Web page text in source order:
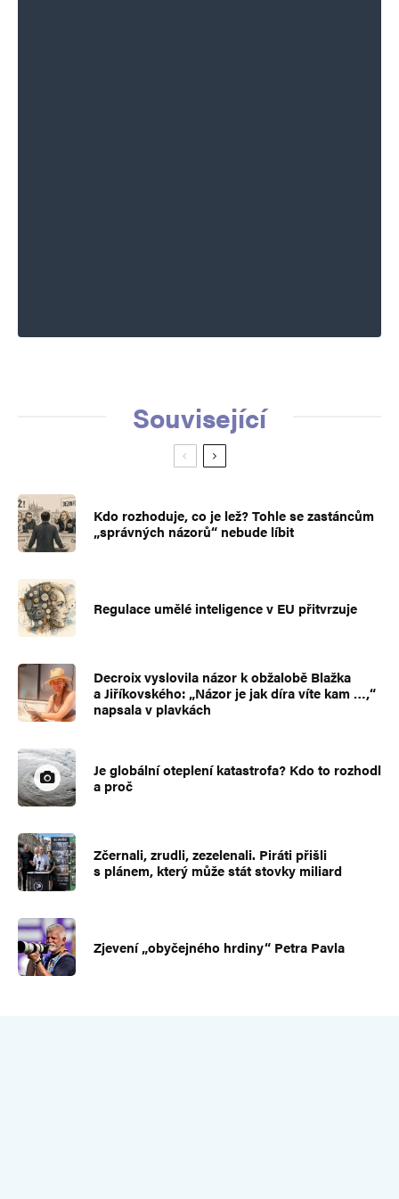
Související
Kdo rozhoduje, co je lež? Tohle se zastáncům
„správných názorů“ nebude líbit
Regulace umělé inteligence v EU přitvrzuje
Decroix vyslovila názor k obžalobě Blažka
a Jiříkovského: „Názor je jak díra víte kam …,“
napsala v plavkách
Je globální oteplení katastrofa? Kdo to rozhodl
a proč
Zčernali, zrudli, zezelenali. Piráti přišli
s plánem, který může stát stovky miliard
Zjevení „obyčejného hrdiny“ Petra Pavla